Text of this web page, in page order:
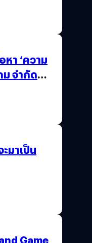
ทะลุ 15
า ‘ความ
ม จำกัด
มาเป็น
Game